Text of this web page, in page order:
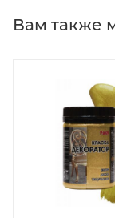
Вам также